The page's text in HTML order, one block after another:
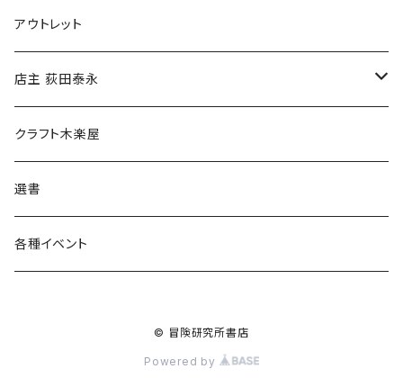
マグカップ
傘
食料品
その他
アウトレット
店主 荻田泰永
書籍
ウェア
クラフト木楽屋
選書
各種イベント
© 冒険研究所書店
Powered by